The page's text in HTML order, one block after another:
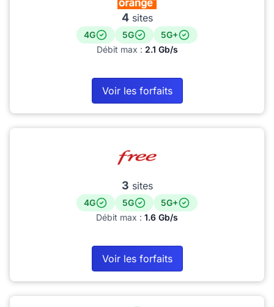
4sites
4G 5G
5G+
Débit max : 2.1 Gb/s
Voir les forfaits
3 sites
4G 5G
5G+
Débit max : 1.6 Gb/s
Voir les forfaits